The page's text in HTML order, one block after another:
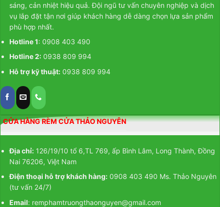
sáng, cản nhiệt hiệu quả. Đội ngũ tư vấn chuyên nghiệp và dịch
vụ lắp đặt tận nơi giúp khách hàng dễ dàng chọn lựa sản phẩm
phù hợp nhất.
Hotline 1: 0908 403 490
Hotline 2: 0938 809 994
Hỗ trợ kỹ thuật: 0938 809 994
CỬA HÀNG RÈM CỬA THẢO NGUYÊN
Địa chỉ: 126/19/10 tổ 6,TL 769, ấp Bình Lâm, Long Thành, Đồng
Nai 76206, Việt Nam
Điện thoại hỗ trợ khách hàng: 0908 403 490 Ms. Thảo Nguyên
(tư vấn 24/7)
Email: remphamtruongthaonguyen@gmail.com